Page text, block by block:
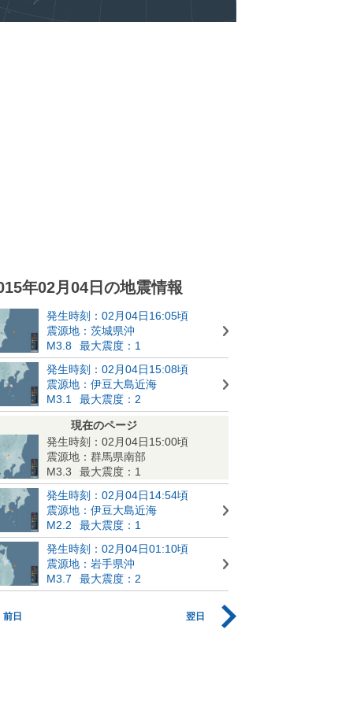
年02月04日の地震情報
発生時刻：02月04日16:05頃
震源地：茨城県沖
M3.8
最大震度：1
発生時刻：02月04日15:08頃
震源地：伊豆大島近海
M3.1
最大震度：2
現在のページ
発生時刻：02月04日15:00頃
震源地：群馬県南部
M3.3
最大震度：1
発生時刻：02月04日14:54頃
震源地：伊豆大島近海
M2.2
最大震度：1
発生時刻：02月04日01:10頃
震源地：岩手県沖
M3.7
最大震度：2
前日 翌日